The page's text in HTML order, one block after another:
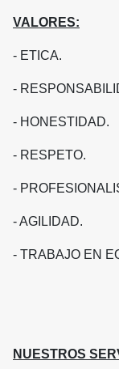
VALORES:
- ETICA.
-
- HONESTIDAD.
- RESPETO.
-
- AGILIDAD.
- TRABAJO EN
NUESTROS